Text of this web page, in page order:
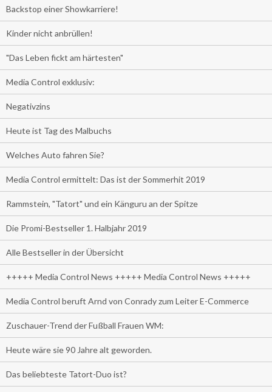
Backstop einer Showkarriere!
Kinder nicht anbrüllen!
"Das Leben fickt am härtesten"
Media Control exklusiv:
Negativzins
Heute ist Tag des Malbuchs
Welches Auto fahren Sie?
Media Control ermittelt: Das ist der Sommerhit 2019
Rammstein, "Tatort" und ein Känguru an der Spitze
Die Promi-Bestseller 1. Halbjahr 2019
Alle Bestseller in der Übersicht
+++++ Media Control News +++++ Media Control News +++++
Media Control beruft Arnd von Conrady zum Leiter E-Commerce
Zuschauer-Trend der Fußball Frauen WM:
Heute wäre sie 90 Jahre alt geworden.
Das beliebteste Tatort-Duo ist?